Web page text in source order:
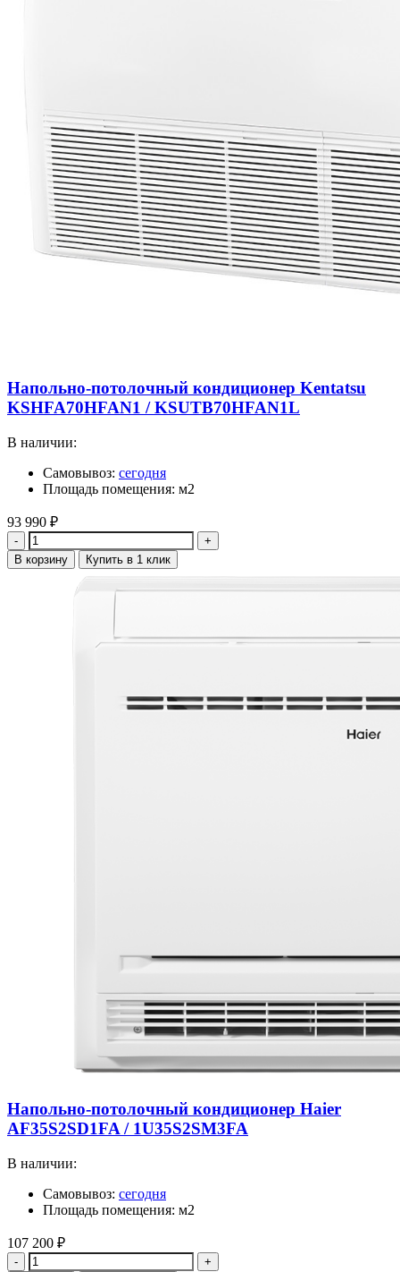
Напольно-потолочный кондиционер Kentatsu
KSHFA70HFAN1 / KSUTB70HFAN1L
В наличии:
Самовывоз: сегодня
Площадь помещения: м2
93 990 ₽
Количество
В корзину Купить в 1 клик
Напольно-потолочный кондиционер Haier
AF35S2SD1FA / 1U35S2SM3FA
В наличии:
Самовывоз: сегодня
Площадь помещения: м2
107 200 ₽
Количество